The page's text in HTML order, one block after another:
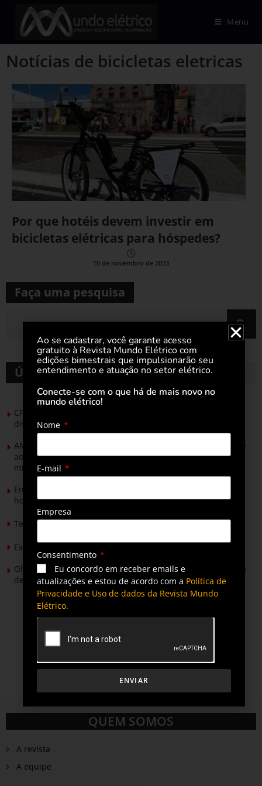
Menu
Notícias de bicicletas eletricas
Por que hotéis devem investir em
bicicletas elétricas para hóspedes?
10 de novembro de 2023
Faça uma pesquisa
Últimas notícias
CPFL Energia e TIM se unem para criar a rede de
distribuição do futuro com tecnologia privativa
AMIG Brasil convida pré-candidatos ao Governo de Minas e
ao Senado para discutir propostas para os municípios
mineradores e afetados
Energia solar permitirá ampliar em 25% a produção de
hortaliças em projeto social no Tocantins
Tendências de Iluminação em 2026
Expansão da energia solar no Brasil
Olimpíada Nacional de Eficiência Energética alcança marca
de 50 mil inscritos
QUEM SOMOS
A revista
A equipe
Ao se cadastrar, você garante acesso
gratuito à Revista Mundo Elétrico com
edições bimestrais que impulsionarão seu
entendimento e atuação no setor elétrico.
Conecte-se com o que há de mais novo no
mundo elétrico!
Nome
E-mail
Empresa
Consentimento
Eu concordo em receber emails e
atualizações e estou de acordo com a Política de
Privacidade e Uso de dados da Revista Mundo
Elétrico.
ENVIAR